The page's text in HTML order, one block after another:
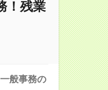
！残業
般事務の